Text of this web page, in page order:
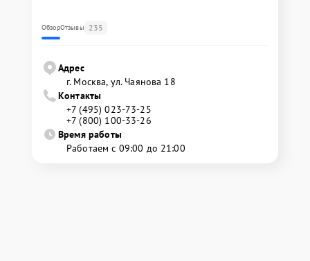
ОбзорОтзывы 235
Адрес
г. Москва, ул. Чаянова 18
Контакты
+7 (495) 023-73-25
+7 (800) 100-33-26
Время работы
Работаем с 09:00 до 21:00